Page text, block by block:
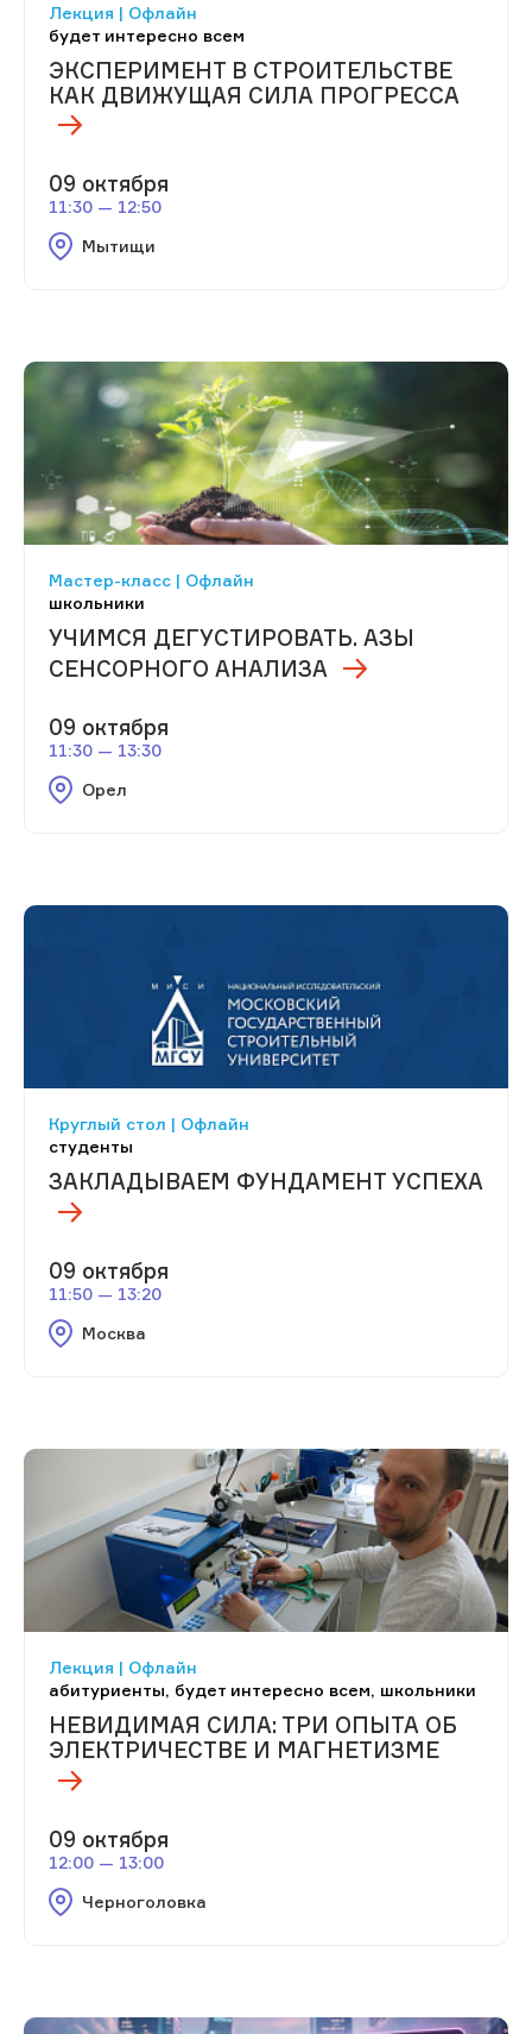
Лекция | Офлайн
будет интересно всем
ЭКСПЕРИМЕНТ В СТРОИТЕЛЬСТВЕ
КАК ДВИЖУЩАЯ СИЛА ПРОГРЕССА
09 октября
11:30 — 12:50
Мытищи
Мастер-класс | Офлайн
школьники
УЧИМСЯ ДЕГУСТИРОВАТЬ. АЗЫ
СЕНСОРНОГО АНАЛИЗА
09 октября
11:30 — 13:30
Орел
Круглый стол | Офлайн
студенты
ЗАКЛАДЫВАЕМ ФУНДАМЕНТ УСПЕХА
09 октября
11:50 — 13:20
Москва
Лекция | Офлайн
абитуриенты, будет интересно всем, школьники
НЕВИДИМАЯ СИЛА: ТРИ ОПЫТА ОБ
ЭЛЕКТРИЧЕСТВЕ И МАГНЕТИЗМЕ
09 октября
12:00 — 13:00
Черноголовка